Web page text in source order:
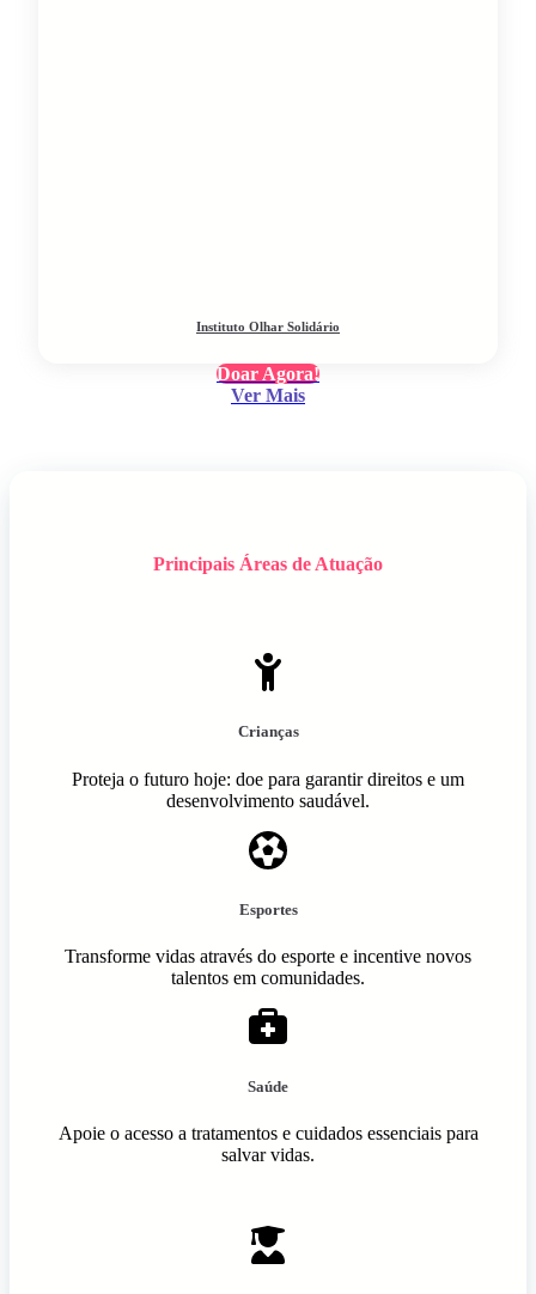
Instituto Olhar Solidário
Doar Agora!
Ver Mais
Principais Áreas de Atuação
Crianças
Proteja o futuro hoje: doe para garantir direitos e um
desenvolvimento saudável.
Esportes
Transforme vidas através do esporte e incentive novos
talentos em comunidades.
Saúde
Apoie o acesso a tratamentos e cuidados essenciais para
salvar vidas.